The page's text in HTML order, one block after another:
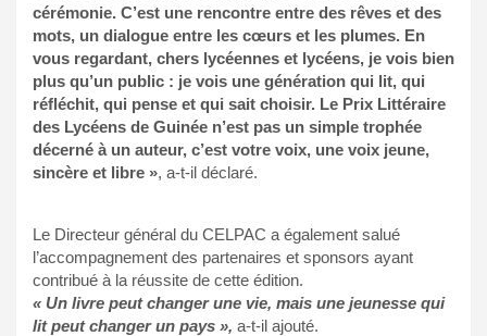
cérémonie. C’est une rencontre entre des rêves et des
mots, un dialogue entre les cœurs et les plumes. En
vous regardant, chers lycéennes et lycéens, je vois bien
plus qu’un public : je vois une génération qui lit, qui
réfléchit, qui pense et qui sait choisir. Le Prix Littéraire
des Lycéens de Guinée n’est pas un simple trophée
décerné à un auteur, c’est votre voix, une voix jeune,
sincère et libre », a-t-il déclaré.
Le Directeur général du CELPAC a également salué
l’accompagnement des partenaires et sponsors ayant
contribué à la réussite de cette édition.
« Un livre peut changer une vie, mais une jeunesse qui
lit peut changer un pays », a-t-il ajouté.